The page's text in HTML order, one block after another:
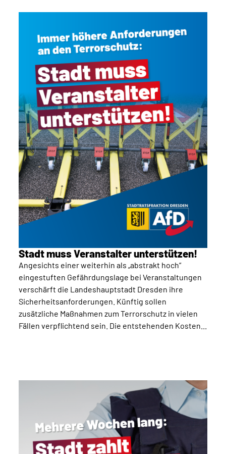
Stadt muss Veranstalter unterstützen!
Angesichts einer weiterhin als „abstrakt hoch“
eingestuften Gefährdungslage bei Veranstaltungen
verschärft die Landeshauptstadt Dresden ihre
Sicherheitsanforderungen. Künftig sollen
zusätzliche Maßnahmen zum Terrorschutz in vielen
Fällen verpflichtend sein. Die entstehenden Kosten...